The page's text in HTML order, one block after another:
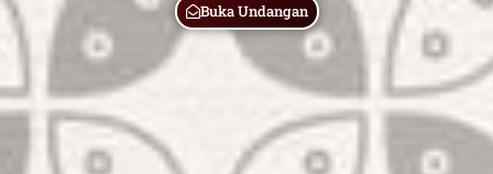
Buka Undangan